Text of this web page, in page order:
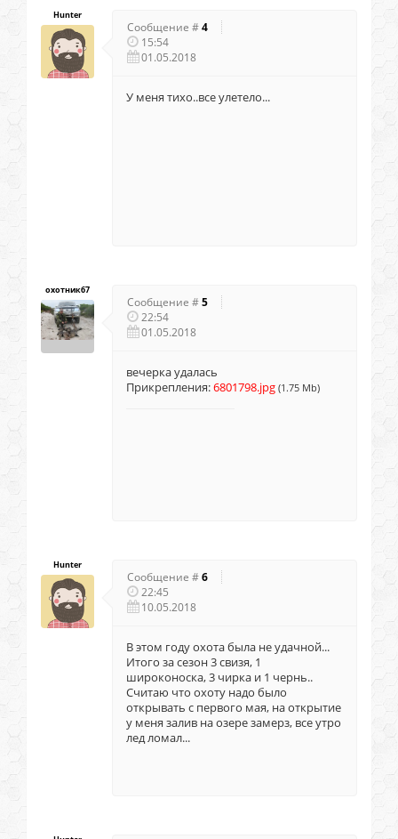
Hunter
Сообщение #4
15:54
01.05.2018
У меня тихо..все улетело...
охотник67
Сообщение #5
22:54
01.05.2018
вечерка удалась
Прикрепления:6801798.jpg (1.75 Mb)
Hunter
Сообщение #6
22:45
10.05.2018
В этом году охота была не удачной...
Итого за сезон 3 свизя, 1
широконоска, 3 чирка и 1 чернь..
Считаю что охоту надо было
открывать с первого мая, на открытие
у меня залив на озере замерз, все утро
лед ломал...